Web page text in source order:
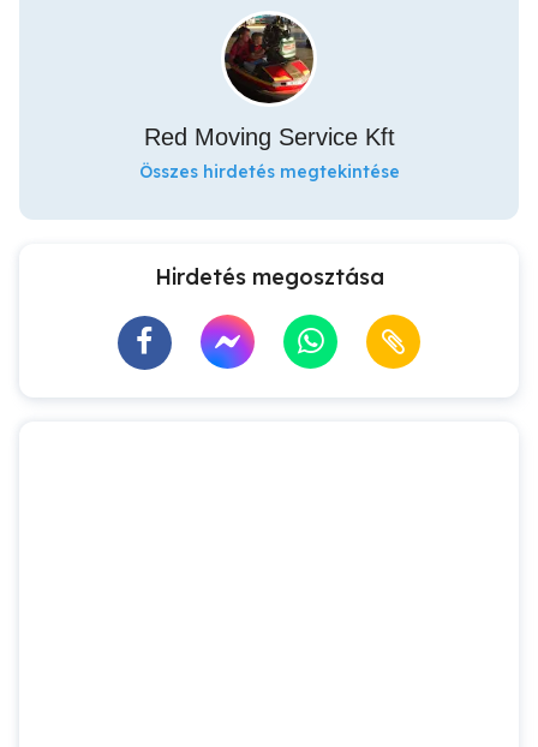
Red Moving Service Kft
Összes hirdetés megtekintése
Hirdetés megosztása